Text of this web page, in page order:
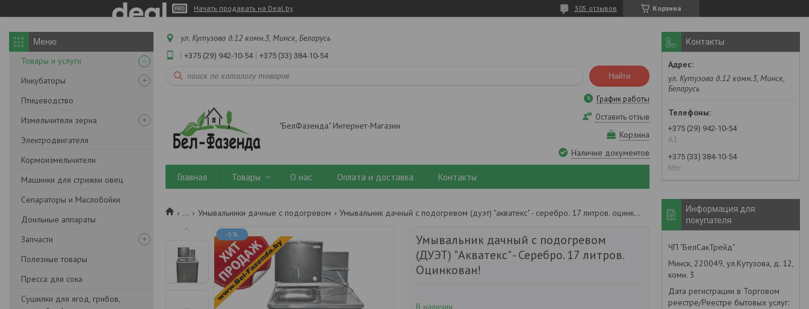
Начать продавать на Deal.by Корзина
305 отзывов
Товары и услуги
Инкубаторы
Птицеводство
Измельчители зерна
Электродвигателя
Кормоизмельчители
Машинки для стрижки овец
Сепараторы и Маслобойки
Доильные аппараты
Запчасти
Полезные товары
Пресса для сока
Сушилки для ягод, грибов,
ул. Кутузова д.12 комн.3, Минск, Беларусь
+375 (29) 942-10-54 +375 (33) 384-10-54
Найти
"БелФазенда" Интернет-Магазин
График работы
Оставить отзыв
Корзина
Наличие документов
Главная Товары О нас Оплата и доставка Контакты
... Умывальники дачные с подогревом Умывальник дачный с подогревом (дуэт) "акватекс" - серебро. 17 литров. оцинкован!
-5%
Умывальник дачный с подогревом
(ДУЭТ) "Акватекс" - Серебро. 17 литров.
Оцинкован!
В наличии
Контакты
ул. Кутузова д.12 комн.3, Минск,
Беларусь
+375 (29) 942-10-54
А1
+375 (33) 384-10-54
Мтс
Информация для
покупателя
ЧП "БелСакТрейд"
Минск, 220049, ул.Кутузова, д. 12,
комн. 3
Дата регистрации в Торговом
реестре/Реестре бытовых услуг: